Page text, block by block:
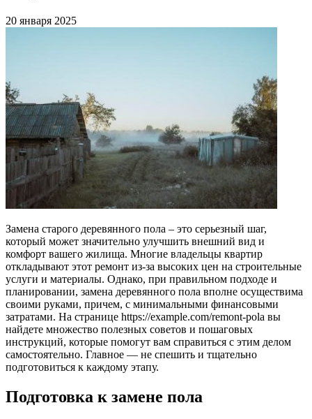
20 января 2025
Замена старого деревянного пола – это серьезный шаг,
который может значительно улучшить внешний вид и
комфорт вашего жилища. Многие владельцы квартир
откладывают этот ремонт из-за высоких цен на строительные
услуги и материалы. Однако, при правильном подходе и
планировании, замена деревянного пола вполне осуществима
своими руками, причем, с минимальными финансовыми
затратами. На странице https://example.com/remont-pola вы
найдете множество полезных советов и пошаговых
инструкций, которые помогут вам справиться с этим делом
самостоятельно. Главное — не спешить и тщательно
подготовиться к каждому этапу.
Подготовка к замене пола